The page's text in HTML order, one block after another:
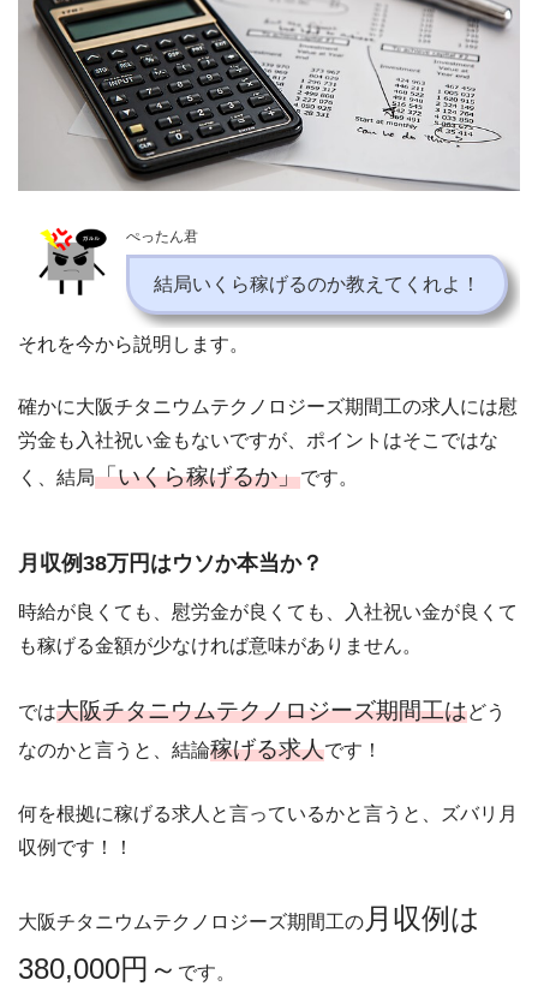
ぺったん君
結局いくら稼げるのか教えてくれよ！
それを今から説明します。
確かに大阪チタニウムテクノロジーズ期間工の求人には慰
労金も入社祝い金もないですが、ポイントはそこではな
く、結局「いくら稼げるか」です。
月収例38万円はウソか本当か？
時給が良くても、慰労金が良くても、入社祝い金が良くて
も稼げる金額が少なければ意味がありません。
では大阪チタニウムテクノロジーズ期間工はどう
なのかと言うと、結論稼げる求人です！
何を根拠に稼げる求人と言っているかと言うと、ズバリ月
収例です！！
大阪チタニウムテクノロジーズ期間工の 月収例は
380,000円～ です。